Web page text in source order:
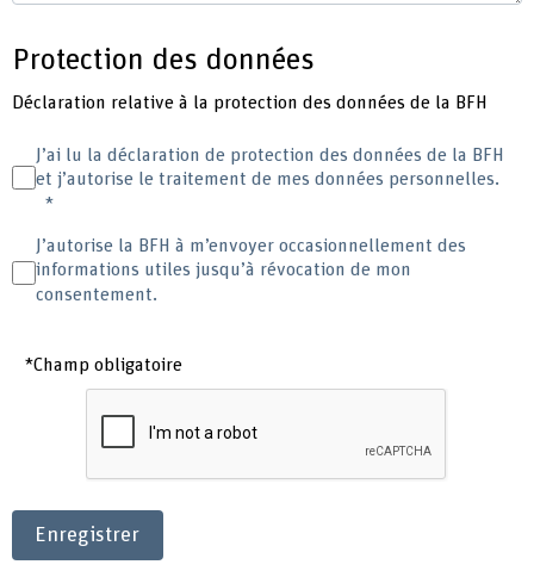
Protection des données
Déclaration relative à la protection des données de la BFH
J’ai lu la déclaration de protection des données de la BFH
et j’autorise le traitement de mes données personnelles.
J’autorise la BFH à m’envoyer occasionnellement des
informations utiles jusqu’à révocation de mon
consentement.
*Champ obligatoire
Enregistrer